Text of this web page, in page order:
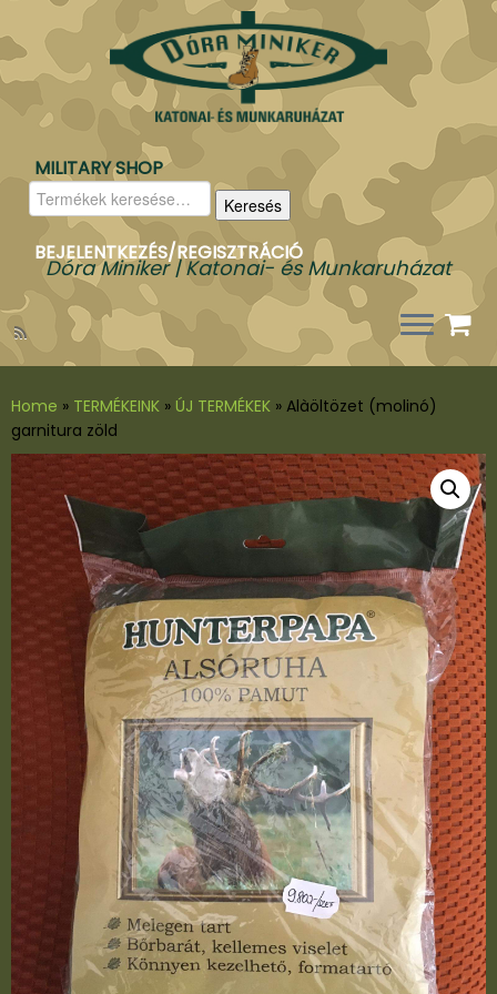
MILITARY SHOP
Keresés
a
következőre:
Keresés
BEJELENTKEZÉS/REGISZTRÁCIÓ
Dóra Miniker | Katonai- és Munkaruházat
Home » TERMÉKEINK » ÚJ TERMÉKEK » Alàöltözet (molinó)
garnitura zöld